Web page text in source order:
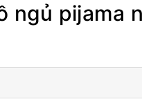
ngủ pijama